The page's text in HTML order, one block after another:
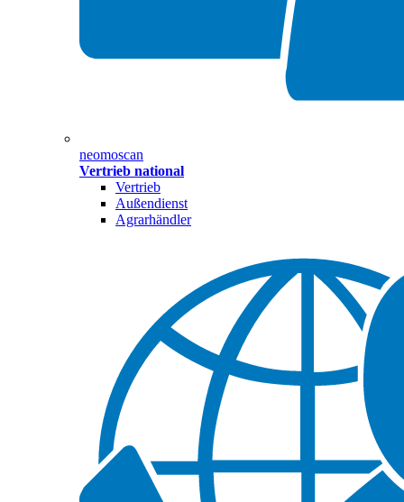
neomoscan
Vertrieb national
Vertrieb
Außendienst
Agrarhändler